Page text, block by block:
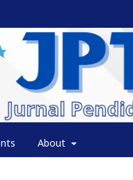
About